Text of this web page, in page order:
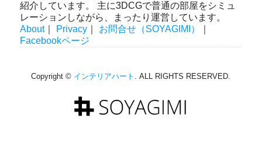
紹介しています。 主に3DCGで普通の部屋をシミュ
レーションしながら、まったり運営しています。
About｜ Privacy お問合せ（SOYAGIMI）
Facebookページ
Copyright © インテリアハート . ALL RIGHTS RESERVED.